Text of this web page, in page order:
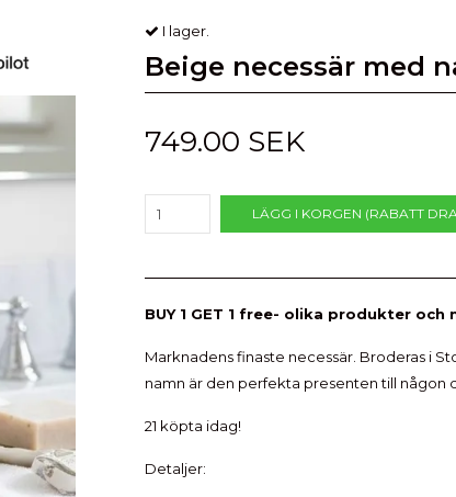
I lager.
Beige necessär med
749.00 SEK
LÄGG I KORGEN (RABATT
BUY 1 GET 1 free- olika produkter och
Marknadens finaste necessär. Broderas i
namn är den perfekta presenten till någon
21 köpta idag!
Detaljer: